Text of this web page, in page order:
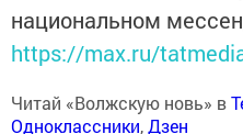
национальном
https://max.ru/
Читай «Волжскую новь» в
Одноклассники,Дзен